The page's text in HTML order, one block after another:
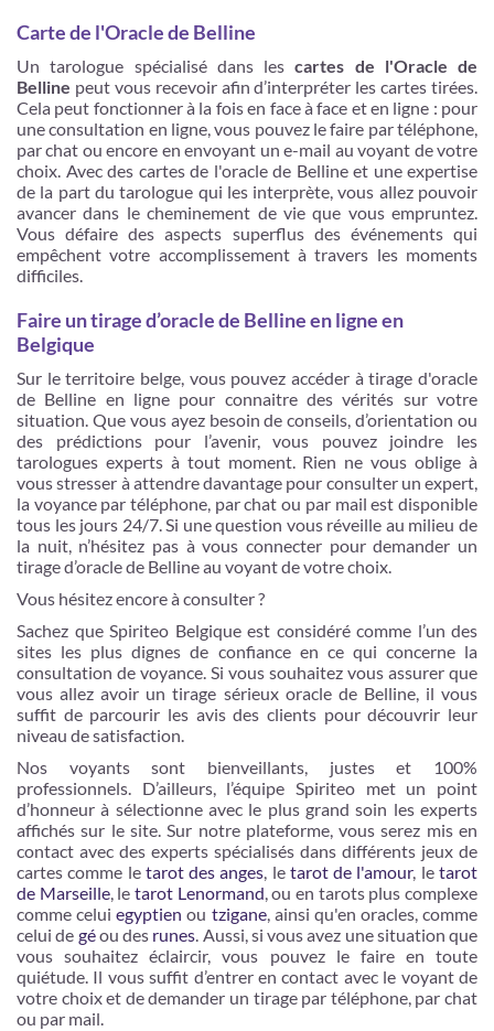
Carte de l'Oracle de Belline
Un tarologue spécialisé dans lescartes de l'Oracle de
Belline peut vous recevoir afin d’interpréter les cartes tirées.
Cela peut fonctionner à la fois en face à face et en ligne : pour
une consultation en ligne, vous pouvez le faire par téléphone,
par chat ou encore en envoyant un e-mail au voyant de votre
choix. Avec des cartes de l'oracle de Belline et une expertise
de la part du tarologue qui les interprète, vous allez pouvoir
avancer dans le cheminement de vie que vous empruntez.
Vous défaire des aspects superflus des événements qui
empêchent votre accomplissement à travers les moments
difficiles.
Faire un tirage d’oracle de Belline en ligne en
Belgique
Sur le territoire belge, vous pouvez accéder à tirage d'oracle
de Belline en ligne pour connaitre des vérités sur votre
situation. Que vous ayez besoin de conseils, d’orientation ou
des prédictions pour l’avenir, vous pouvez joindre les
tarologues experts à tout moment. Rien ne vous oblige à
vous stresser à attendre davantage pour consulter un expert,
la voyance par téléphone, par chat ou par mail est disponible
tous les jours 24/7. Si une question vous réveille au milieu de
la nuit, n’hésitez pas à vous connecter pour demander un
tirage d’oracle de Belline au voyant de votre choix.
Vous hésitez encore à consulter ?
Sachez que Spiriteo Belgique est considéré comme l’un des
sites les plus dignes de confiance en ce qui concerne la
consultation de voyance. Si vous souhaitez vous assurer que
vous allez avoir un tirage sérieux oracle de Belline, il vous
suffit de parcourir les avis des clients pour découvrir leur
niveau de satisfaction.
Nos voyants sont bienveillants, justes et 100%
professionnels. D’ailleurs, l’équipe Spiriteo met un point
d’honneur à sélectionne avec le plus grand soin les experts
affichés sur le site. Sur notre plateforme, vous serez mis en
contact avec des experts spécialisés dans différents jeux de
cartes comme letarot des anges, letarot de l'amour, letarot
de Marseille, letarot Lenormand, ou en tarots plus complexe
comme celuiegyptien ou tzigane, ainsi qu'en oracles, comme
celui de géou des runes. Aussi, si vous avez une situation que
vous souhaitez éclaircir, vous pouvez le faire en toute
quiétude. Il vous suffit d’entrer en contact avec le voyant de
votre choix et de demander un tirage par téléphone, par chat
ou par mail.